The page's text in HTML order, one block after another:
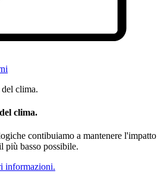
clima.
contibuiamo a mantenere l'impatto
più basso possibile.
informazioni.